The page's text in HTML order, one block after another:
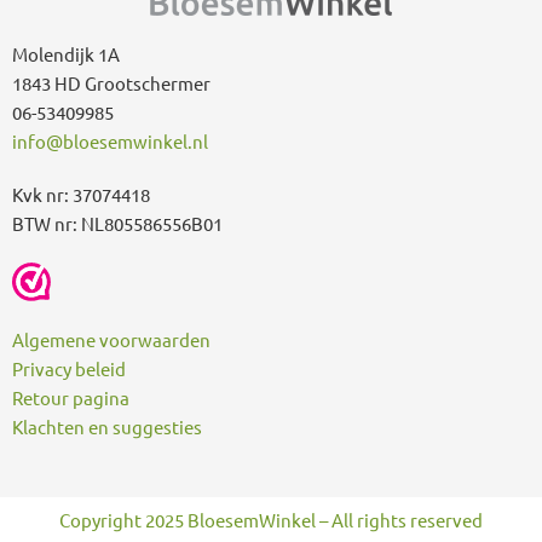
Molendijk 1A
1843 HD Grootschermer
06-53409985
info@bloesemwinkel.nl
Kvk nr: 37074418
BTW nr: NL805586556B01
Algemene voorwaarden
Privacy beleid
Retour pagina
Klachten en suggesties
Copyright 2025 BloesemWinkel – All rights reserved